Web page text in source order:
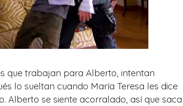
que trabajan para Alberto, intentan
lo sueltan cuando María Teresa les dice
Alberto se siente acorralado, así que saca